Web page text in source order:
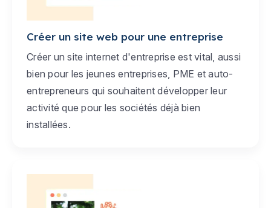
Créer un site web pour une entreprise
Créer un site internet d'entreprise est vital, aussi
bien pour les jeunes entreprises, PME et auto-
entrepreneurs qui souhaitent développer leur
activité que pour les sociétés déjà bien
installées.